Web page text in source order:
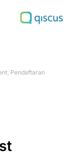
Pendaftaran